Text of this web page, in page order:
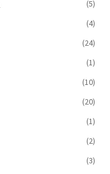
(5)
(4)
(24)
(1)
(10)
(20)
(1)
(2)
(3)